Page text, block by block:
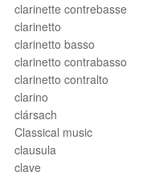
clarinette contrebasse
clarinetto
clarinetto basso
clarinetto contrabasso
clarinetto contralto
clarino
clársach
Classical music
clausula
clave